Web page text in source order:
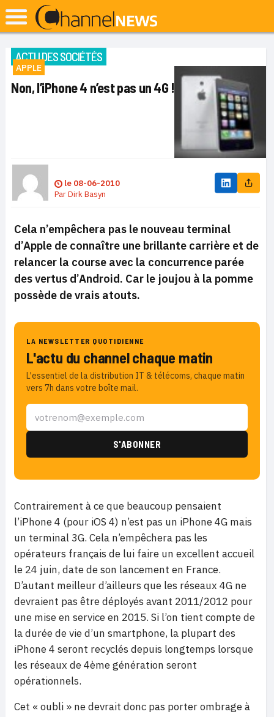
ACTU DES SOCIÉTÉS
APPLE
Non, l’iPhone 4 n’est pas un 4G !
le 08-06-2010
ParDirk Basyn
Cela n’empêchera pas le nouveau terminal
d’Apple de connaître une brillante carrière et de
relancer la course avec la concurrence parée
des vertus d’Android. Car le joujou à la pomme
possède de vrais atouts.
LA NEWSLETTER QUOTIDIENNE
L'actu du channel chaque matin
L'essentiel de la distribution IT & télécoms, chaque matin
vers 7h dans votre boîte mail.
Contrairement à ce que beaucoup pensaient
l’iPhone 4 (pour iOS 4) n’est pas un iPhone 4G mais
un terminal 3G. Cela n’empêchera pas les
opérateurs français de lui faire un excellent accueil
le 24 juin, date de son lancement en France.
D’autant meilleur d’ailleurs que les réseaux 4G ne
devraient pas être déployés avant 2011/2012 pour
une mise en service en 2015. Si l’on tient compte de
la durée de vie d’un smartphone, la plupart des
iPhone 4 seront recyclés depuis longtemps lorsque
les réseaux de 4ème génération seront
opérationnels.
Cet « oubli » ne devrait donc pas porter ombrage à